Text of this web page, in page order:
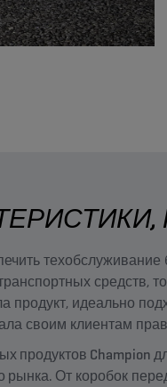
средств,
продукт, идеально
своим клиентам
продуктов Champion
рынка. От коробок